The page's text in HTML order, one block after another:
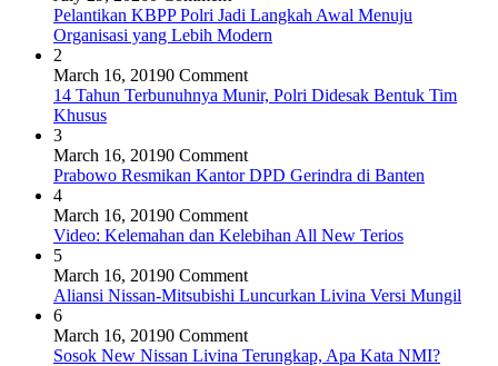
Pelantikan KBPP Polri Jadi Langkah Awal Menuju
Organisasi yang Lebih Modern
2
March 16, 20190 Comment
14 Tahun Terbunuhnya Munir, Polri Didesak Bentuk Tim
Khusus
3
March 16, 20190 Comment
Prabowo Resmikan Kantor DPD Gerindra di Banten
4
March 16, 20190 Comment
Video: Kelemahan dan Kelebihan All New Terios
5
March 16, 20190 Comment
Aliansi Nissan-Mitsubishi Luncurkan Livina Versi Mungil
6
March 16, 20190 Comment
Sosok New Nissan Livina Terungkap, Apa Kata NMI?